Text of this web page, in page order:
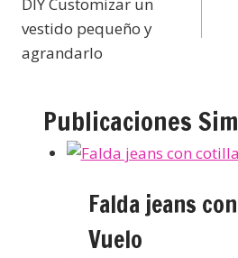
vestido pequeño y
agrandarlo
Publicaciones
Falda jeans
Vuelo